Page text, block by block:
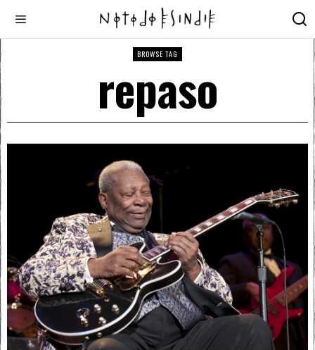
BROWSE TAG
repaso